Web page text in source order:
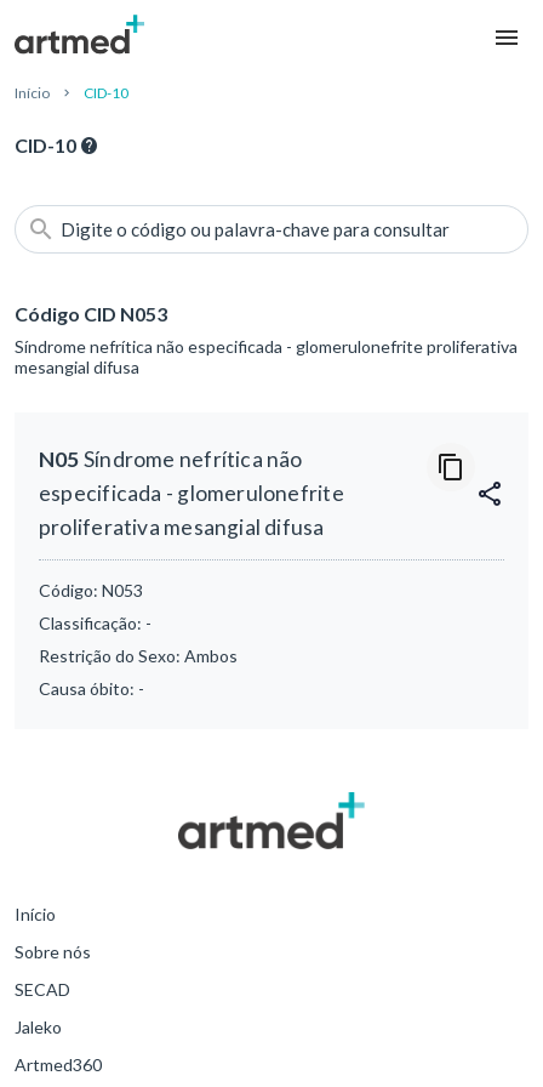
Início CID-10
CID-10
Digite o código ou palavra-chave para consultar
Código CID N053
Síndrome nefrítica não especificada - glomerulonefrite proliferativa
mesangial difusa
N05Síndrome nefrítica não
especificada - glomerulonefrite
proliferativa mesangial difusa
Código: N053
Classificação: -
Restrição do Sexo: Ambos
Causa óbito: -
Início
Sobre nós
SECAD
Jaleko
Artmed360